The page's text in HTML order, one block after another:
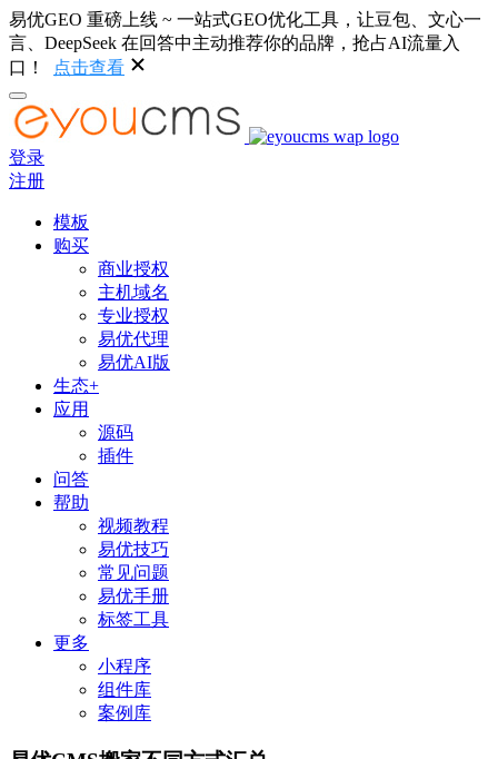
易优GEO 重磅上线 ~ 一站式GEO优化工具，让豆包、文心一
言、DeepSeek 在回答中主动推荐你的品牌，抢占AI流量入
口！
点击查看
登录
注册
模板
购买
商业授权
主机域名
专业授权
易优代理
易优AI版
生态+
应用
源码
插件
问答
帮助
视频教程
易优技巧
常见问题
易优手册
标签工具
更多
小程序
组件库
案例库